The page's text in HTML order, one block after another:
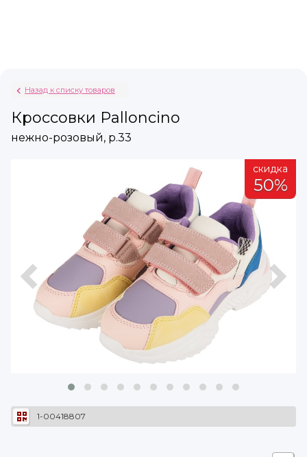
Назад к списку товаров
Кроссовки Palloncino
нежно-розовый, р.33
скидка
50%
1-00418807